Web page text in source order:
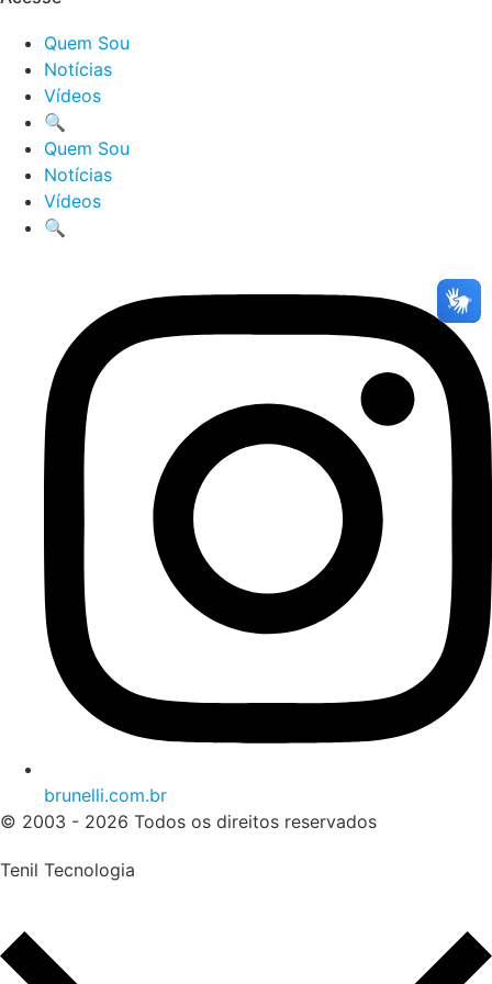
Quem Sou
Notícias
Vídeos
🔍
Quem Sou
Notícias
Vídeos
🔍
brunelli.com.br
© 2003 - 2026 Todos os direitos reservados
Tenil Tecnologia